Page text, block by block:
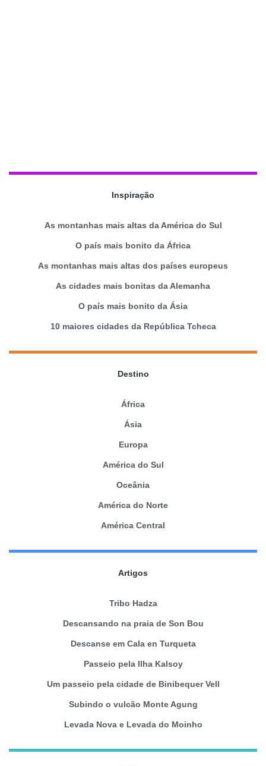
Inspiração
As montanhas mais altas da América do Sul
O país mais bonito da África
As montanhas mais altas dos países europeus
As cidades mais bonitas da Alemanha
O país mais bonito da Ásia
10 maiores cidades da República Tcheca
Destino
África
Ásia
Europa
América do Sul
Oceânia
América do Norte
América Central
Artigos
Tribo Hadza
Descansando na praia de Son Bou
Descanse em Cala en Turqueta
Passeio pela Ilha Kalsoy
Um passeio pela cidade de Binibequer Vell
Subindo o vulcão Monte Agung
Levada Nova e Levada do Moinho